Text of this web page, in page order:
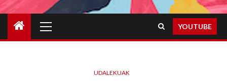
Menu
YOUTUBE
UDALEKUAK